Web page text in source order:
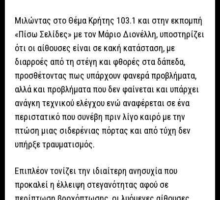
Μιλώντας στο Θέμα Κρήτης 103.1 και στην εκπομπή
«Πίσω Σελίδες» με τον Μάριο Διονέλλη, υποστηρίζει
ότι οι αίθουσες είναι σε κακή κατάσταση, με
διαρροές από τη στέγη και φθορές στα δάπεδα,
προσθέτοντας πως υπάρχουν φανερά προβλήματα,
αλλά και προβλήματα που δεν φαίνεται και υπάρχει
ανάγκη τεχνικού ελέγχου ενώ αναφέρεται σε ένα
περιστατικό που συνέβη πριν λίγο καιρό με την
πτώση μιας σιδερένιας πόρτας και από τύχη δεν
υπήρξε τραυματισμός.
Επιπλέον τονίζει την ιδιαίτερη ανησυχία που
προκαλεί η έλλειψη στεγανότητας αφού σε